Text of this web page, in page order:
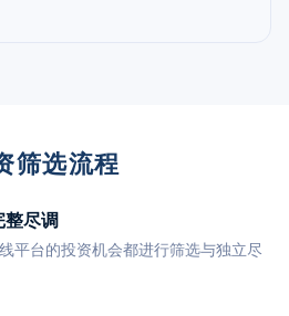
筛选流程
整尽调
平台的投资机会都进行筛选与独立尽